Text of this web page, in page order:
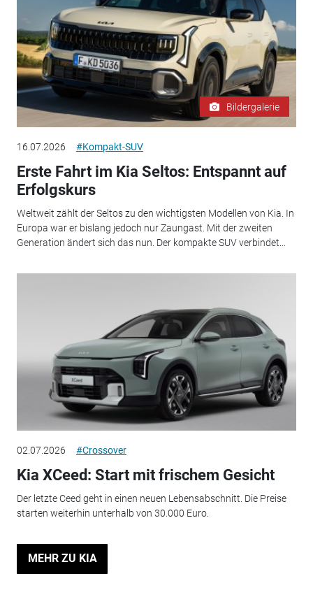
Bildergalerie
16.07.2026 #Kompakt-SUV
Erste Fahrt im Kia Seltos: Entspannt auf
Erfolgskurs
Weltweit zählt der Seltos zu den wichtigsten Modellen von Kia. In
Europa war er bislang jedoch nur Zaungast. Mit der zweiten
Generation ändert sich das nun. Der kompakte SUV verbindet...
02.07.2026 #Crossover
Kia XCeed: Start mit frischem Gesicht
Der letzte Ceed geht in einen neuen Lebensabschnitt. Die Preise
starten weiterhin unterhalb von 30.000 Euro.
MEHR ZU KIA